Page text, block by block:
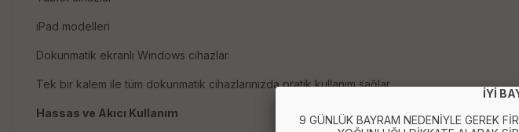
iPad modelleri
Dokunmatik ekranlı Windows cihazlar
Tek bir kalem ile tüm dokunmatik cihazlarınızda pratik kullanım sağlar.
Hassas ve Akıcı Kullanım
İYİ
9 GÜNLÜK BAYRAM NEDENİYLE GEREK